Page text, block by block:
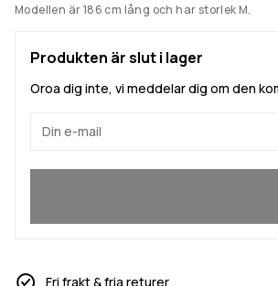
Modellen är 186 cm lång och har storlek M.
Produkten är slut i lager
Oroa dig inte, vi meddelar dig om den
Fri frakt & fria returer